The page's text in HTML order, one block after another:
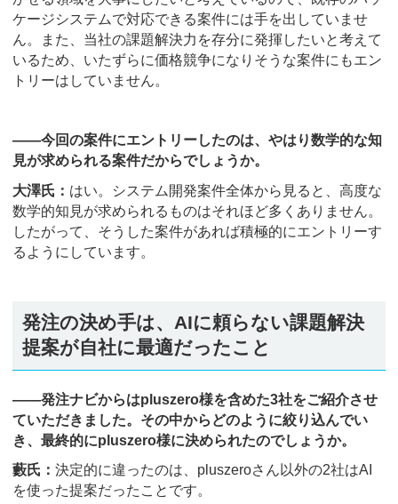
ケージシステムで対応できる案件には手を出していませ
ん。また、当社の課題解決力を存分に発揮したいと考えて
いるため、いたずらに価格競争になりそうな案件にもエン
トリーはしていません。
――今回の案件にエントリーしたのは、やはり数学的な知
見が求められる案件だからでしょうか。
大澤氏： はい。システム開発案件全体から見ると、高度な
数学的知見が求められるものはそれほど多くありません。
したがって、そうした案件があれば積極的にエントリーす
るようにしています。
発注の決め手は、AIに頼らない課題解決
提案が自社に最適だったこと
――発注ナビからはpluszero様を含めた3社をご紹介させ
ていただきました。その中からどのように絞り込んでい
き、最終的にpluszero様に決められたのでしょうか。
藪氏： 決定的に違ったのは、pluszeroさん以外の2社はAI
を使った提案だったことです。